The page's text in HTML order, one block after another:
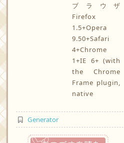
ブラウザ
Firefox
1.5+Opera
9.50+Safari
4+Chrome
1+IE 6+ (with
the Chrome
Frame plugin,
native
Generator
つ